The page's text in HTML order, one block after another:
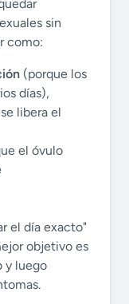
sin
como:
(porque los
días),
libera el
el óvulo
el día exacto"
objetivo es
y luego